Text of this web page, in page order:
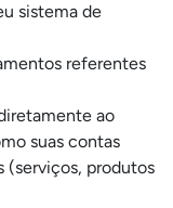
sistema de
referentes
ao
suas contas
(serviços, produtos